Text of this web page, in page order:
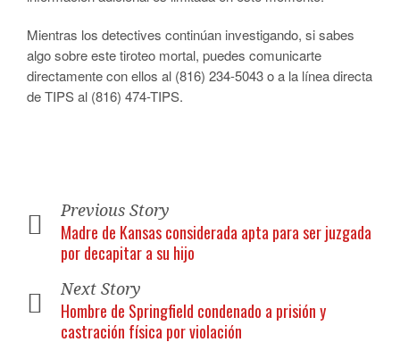
Mientras los detectives continúan investigando, si sabes
algo sobre este tiroteo mortal, puedes comunicarte
directamente con ellos al (816) 234-5043 o a la línea directa
de TIPS al (816) 474-TIPS.
Previous Story
Madre de Kansas considerada apta para ser juzgada
por decapitar a su hijo
Next Story
Hombre de Springfield condenado a prisión y
castración física por violación